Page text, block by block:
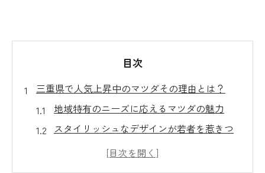
目次
三重県で人気上昇中のマツダその理由とは？
地域特有のニーズに応えるマツダの魅力
スタイリッシュなデザインが若者を惹きつ